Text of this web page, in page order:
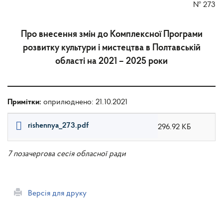
№ 273
Про внесення змін до Комплексної Програми
розвитку культури і мистецтва в Полтавській
області на 2021 – 2025 роки
Примітки: оприлюднено: 21.10.2021
rishennya_273.pdf 296.92 КБ
7 позачергова сесія обласної ради
Версія для друку